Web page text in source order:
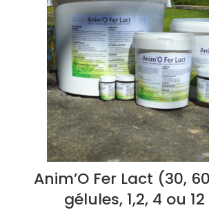
Anim’O Fer Lact (30,
gélules, 1,2, 4 ou